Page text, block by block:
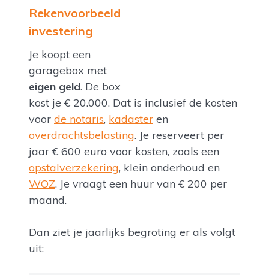
Rekenvoorbeeld
investering
Je koopt een
garagebox met
eigen geld. De box
kost je € 20.000. Dat is inclusief de kosten
voor de notaris, kadaster en
overdrachtsbelasting. Je reserveert per
jaar € 600 euro voor kosten, zoals een
opstalverzekering, klein onderhoud en
WOZ. Je vraagt een huur van € 200 per
maand.
Dan ziet je jaarlijks begroting er als volgt
uit: